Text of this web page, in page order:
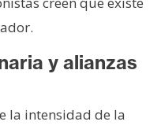
y alianzas
la intensidad de la